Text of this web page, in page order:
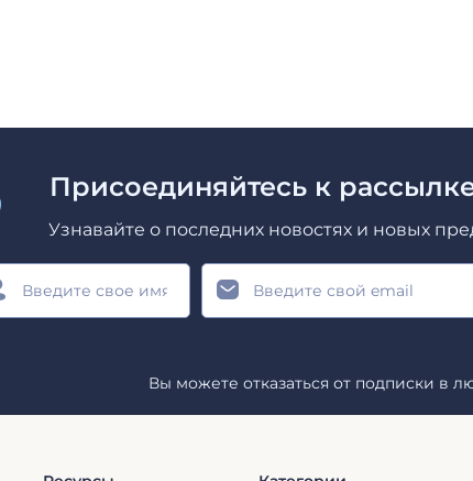
Присоединяйтесь к
Узнавайте о последних новостях и новых
Вы можете отказаться от подписки в